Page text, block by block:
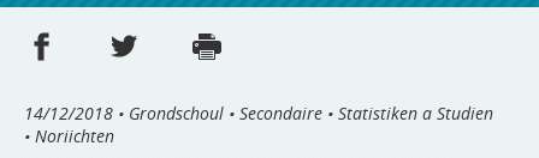
Partager sur Facebook
Partager sur Twitter
14/12/2018 • Grondschoul • Secondaire • Statistiken a Studien
• Noriichten